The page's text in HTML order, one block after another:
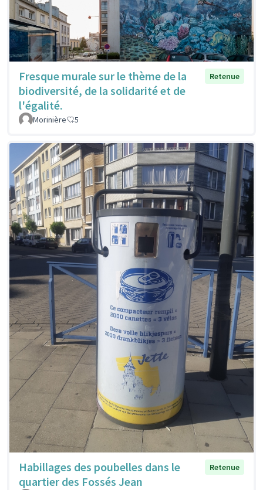
Fresque murale sur le thème de la
biodiversité, de la solidarité et de
l'égalité.
Retenue
Morinière 5
Habillages des poubelles dans le
quartier des Fossés Jean
Retenue